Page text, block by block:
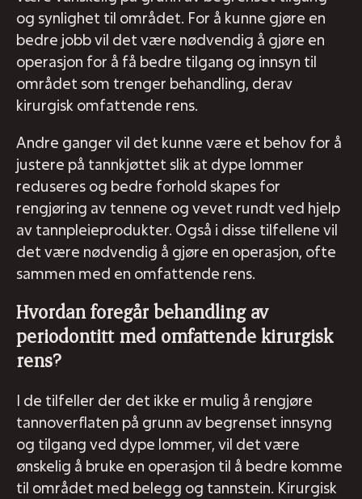
og synlighet til området. For å kunne gjøre en
bedre jobb vil det være nødvendig å gjøre en
operasjon for å få bedre tilgang og innsyn til
området som trenger behandling, derav
kirurgisk omfattende rens.
Andre ganger vil det kunne være et behov for å
justere på tannkjøttet slik at dype lommer
reduseres og bedre forhold skapes for
rengjøring av tennene og vevet rundt ved hjelp
av tannpleieprodukter. Også i disse tilfellene vil
det være nødvendig å gjøre en operasjon, ofte
sammen med en omfattende rens.
Hvordan foregår behandling av
periodontitt med omfattende kirurgisk
rens?
I de tilfeller der det ikke er mulig å rengjøre
tannoverflaten på grunn av begrenset innsyng
og tilgang ved dype lommer, vil det være
ønskelig å bruke en operasjon til å bedre komme
til området med belegg og tannstein. Kirurgisk